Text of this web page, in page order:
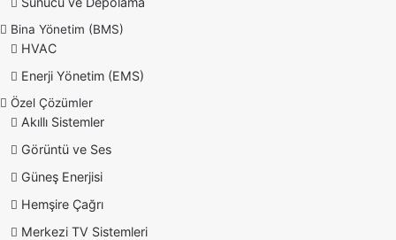
Bina Yönetim (BMS)
HVAC
Enerji Yönetim (EMS)
Özel Çözümler
Akıllı Sistemler
Görüntü ve Ses
Güneş Enerjisi
Hemşire Çağrı
Merkezi TV Sistemleri